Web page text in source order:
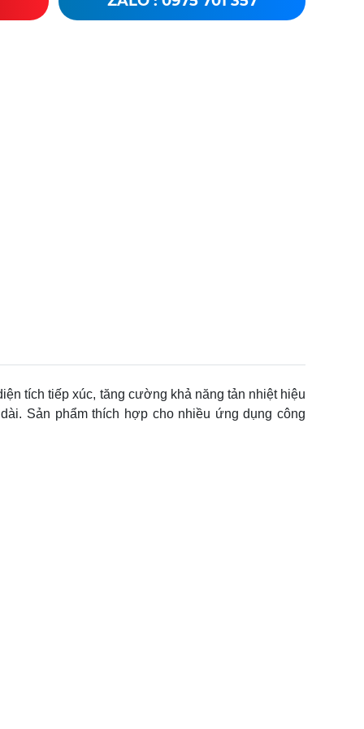
tích tiếp xúc, tăng cường khả năng tản nhiệt hiệu
Sản phẩm thích hợp cho nhiều ứng dụng công